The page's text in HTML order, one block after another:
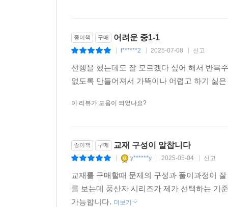
종이책 구매 어려운 중1-1
t******2 2025-07-08 신고
선행을 했는데도 잘 모르겠다 싶어 해서 반복
없도록 만들어져서 가뜩이나 어렵고 하기 싫
이 리뷰가 도움이 되었나요?
종이책 구매 교재 구성이 알찹니다
y******y 2025-05-04 신고
교재를 구매할때 문제의 구성과 풀이과정이
를 보는데 풍산자 시리즈가 제가 선택하는 기
가능합니다. 더보기